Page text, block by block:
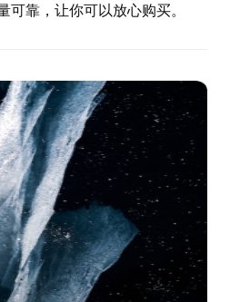
可靠，让你可以放心购买。